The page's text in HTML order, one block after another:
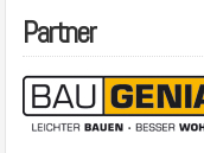
Partner